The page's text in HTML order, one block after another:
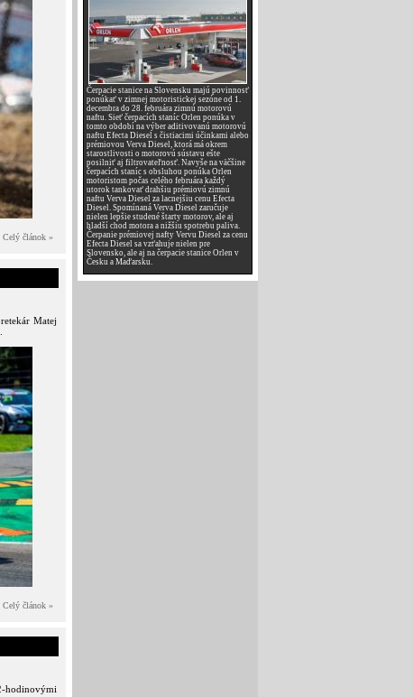
Celý článok »
Matej
Celý článok »
hodinovými
Čerpacie stanice na Slovensku majú povinnosť
ponúkať v zimnej motoristickej sezóne od 1.
decembra do 28. februára zimnú motorovú
naftu. Sieť čerpacích staníc Orlen ponúka v
tomto období na výber aditivovanú motorovú
naftu Efecta Diesel s čistiacimi účinkami alebo
prémiovou Verva Diesel, ktorá má okrem
starostlivosti o motorovú sústavu ešte
posilniť aj filtrovateľnosť. Navyše na väčšine
čerpacích staníc s obsluhou ponúka Orlen
motoristom počas celého februára každý
utorok tankovať drahšiu prémiovú zimnú
naftu Verva Diesel za lacnejšiu cenu Efecta
Diesel. Spomínaná Verva Diesel zaručuje
nielen lepšie studené štarty motorov, ale aj
hladší chod motora a nižšiu spotrebu paliva.
Čerpanie prémiovej nafty Vervu Diesel za cenu
Efecta Diesel sa vzťahuje nielen pre
Slovensko, ale aj na čerpacie stanice Orlen v
Česku a Maďarsku.